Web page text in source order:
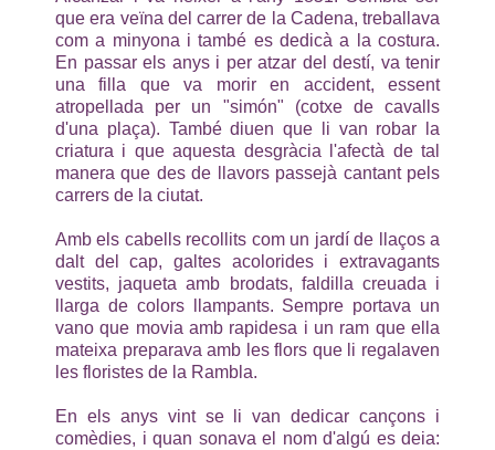
que era veïna del carrer de la Cadena, treballava
com a minyona i també es dedicà a la costura.
En passar els anys i per atzar del destí, va tenir
una filla que va morir en accident, essent
atropellada per un "simón" (cotxe de cavalls
d'una plaça). També diuen que li van robar la
criatura i que aquesta desgràcia l'afectà de tal
manera que des de llavors passejà cantant pels
carrers de la ciutat.
Amb els cabells recollits com un jardí de llaços a
dalt del cap, galtes acolorides i extravagants
vestits, jaqueta amb brodats, faldilla creuada i
llarga de colors llampants. Sempre portava un
vano que movia amb rapidesa i un ram que ella
mateixa preparava amb les flors que li regalaven
les floristes de la Rambla.
En els anys vint se li van dedicar cançons i
comèdies, i quan sonava el nom d'algú es deia: